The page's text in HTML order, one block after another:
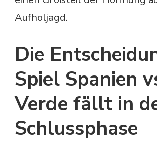
Aufholjagd.
Die
Spiel Spanien
Verde fällt in
Schlussphase